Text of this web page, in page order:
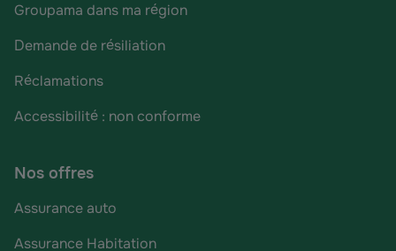
Groupama dans ma région
Demande de résiliation
Réclamations
Accessibilité : non conforme
Nos offres
Assurance auto
Assurance Habitation